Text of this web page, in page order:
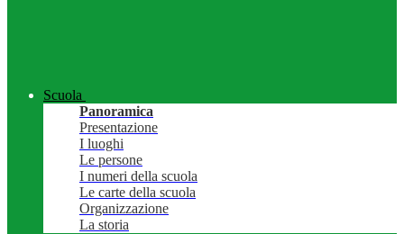
Scuola
Panoramica
Presentazione
I luoghi
Le persone
I numeri della scuola
Le carte della scuola
Organizzazione
La storia